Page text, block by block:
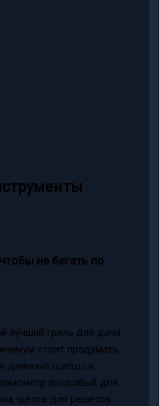
не бегать по
лучший гриль для дачи
стоит продумать
длинные щипцы и
зондовый для
щётка для решёток